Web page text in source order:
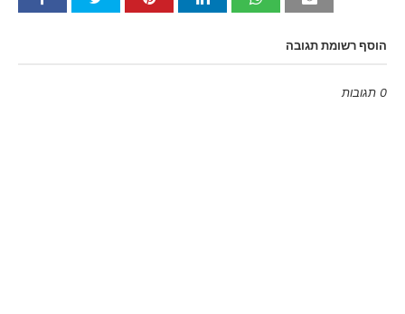
הוסף רשומת תגובה
0 תגובות